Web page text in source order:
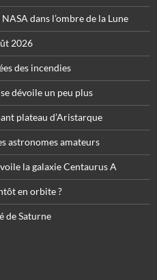
dans l’ombre de la Lune
2026
des incendies
dévoile un peu plus
plateau d’Aristarque
astronomes amateurs
la galaxie Centaurus A
en orbite ?
de Saturne